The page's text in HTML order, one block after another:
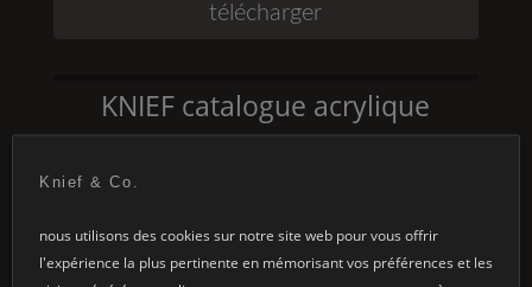
télécharger
KNIEF catalogue acrylique
Knief & Co.
nous utilisons des cookies sur notre site web pour vous offrir
l'expérience la plus pertinente en mémorisant vos préférences et les